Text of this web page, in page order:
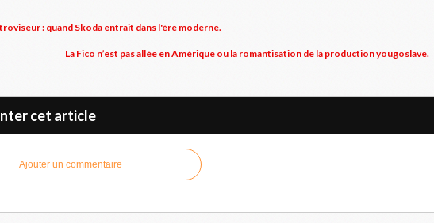
: quand Skoda entrait dans l'ère moderne.
La Fico n’est pas allée en Amérique ou la romantisation de la production yougoslave.
cet article
Ajouter un commentaire